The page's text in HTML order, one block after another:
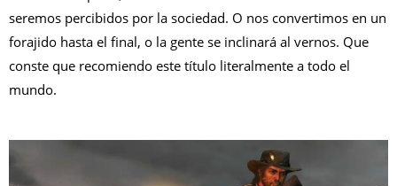
seremos percibidos por la sociedad. O nos convertimos en un
forajido hasta el final, o la gente se inclinará al vernos. Que
conste que recomiendo este título literalmente a todo el
mundo.